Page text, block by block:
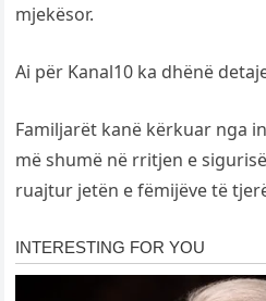
mjekësor.
Ai për Kanal10 ka dhënë
Familjarët kanë kërkuar nga
më shumë në rritjen e
ruajtur jetën e fëmijëve të